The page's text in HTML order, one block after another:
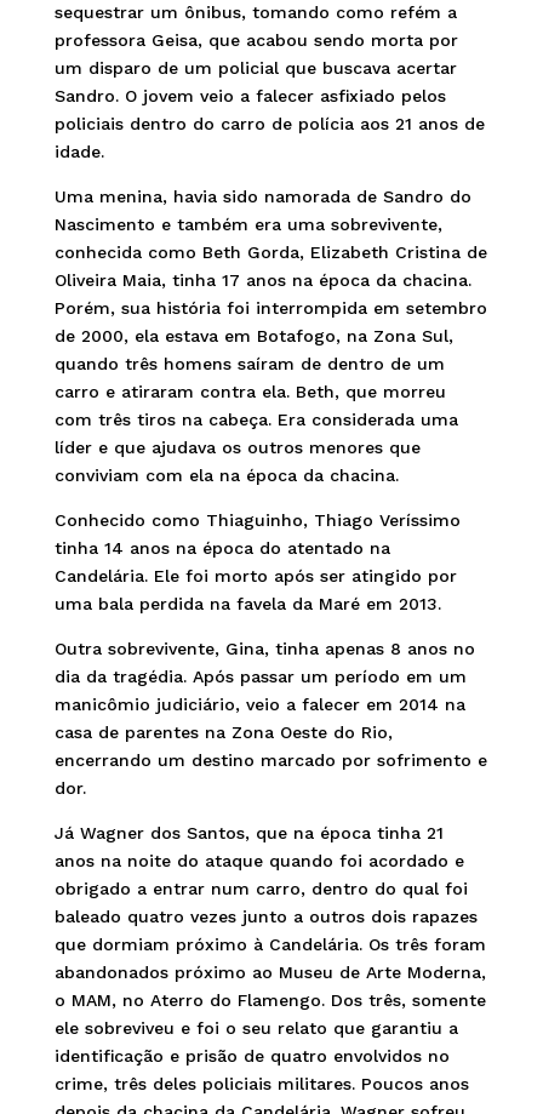
sequestrar um ônibus, tomando como refém a
professora Geisa, que acabou sendo morta por
um disparo de um policial que buscava acertar
Sandro. O jovem veio a falecer asfixiado pelos
policiais dentro do carro de polícia aos 21 anos de
idade.
Uma menina, havia sido namorada de Sandro do
Nascimento e também era uma sobrevivente,
conhecida como Beth Gorda, Elizabeth Cristina de
Oliveira Maia, tinha 17 anos na época da chacina.
Porém, sua história foi interrompida em setembro
de 2000, ela estava em Botafogo, na Zona Sul,
quando três homens saíram de dentro de um
carro e atiraram contra ela. Beth, que morreu
com três tiros na cabeça. Era considerada uma
líder e que ajudava os outros menores que
conviviam com ela na época da chacina.
Conhecido como Thiaguinho, Thiago Veríssimo
tinha 14 anos na época do atentado na
Candelária. Ele foi morto após ser atingido por
uma bala perdida na favela da Maré em 2013.
Outra sobrevivente, Gina, tinha apenas 8 anos no
dia da tragédia. Após passar um período em um
manicômio judiciário, veio a falecer em 2014 na
casa de parentes na Zona Oeste do Rio,
encerrando um destino marcado por sofrimento e
dor.
Já Wagner dos Santos, que na época tinha 21
anos na noite do ataque quando foi acordado e
obrigado a entrar num carro, dentro do qual foi
baleado quatro vezes junto a outros dois rapazes
que dormiam próximo à Candelária. Os três foram
abandonados próximo ao Museu de Arte Moderna,
o MAM, no Aterro do Flamengo. Dos três, somente
ele sobreviveu e foi o seu relato que garantiu a
identificação e prisão de quatro envolvidos no
crime, três deles policiais militares. Poucos anos